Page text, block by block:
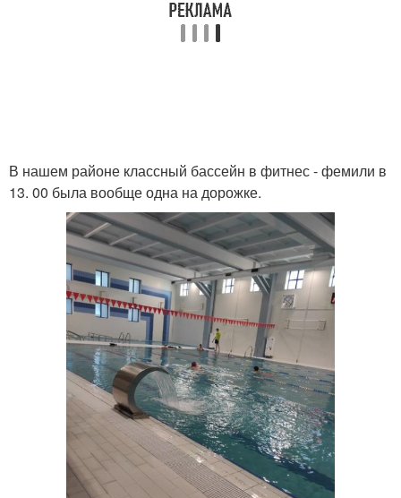
В нашем районе классный бассейн в фитнес - фемили в
13. 00 была вообще одна на дорожке.